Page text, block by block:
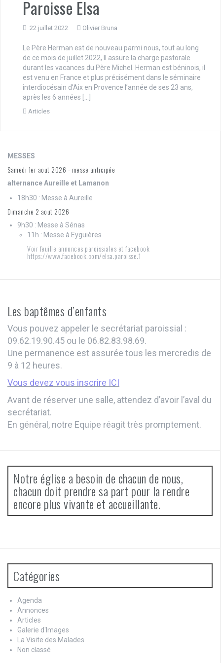
Paroisse Elsa
22 juillet 2022 Olivier Bruna
Le Père Herman est de nouveau parmi nous, tout au long
de ce mois de juillet 2022, Il assure la charge pastorale
durant les vacances du Père Michel. Herman est béninois, il
est venu en France et plus précisément dans le séminaire
interdiocésain d’Aix en Provence l’année de ses 23 ans,
après les 6 années […]
Articles
MESSES
Samedi 1er aout 2026 - messe anticipée
alternance Aureille et Lamanon
18h30 : Messe à Aureille
Dimanche 2 aout 2026
9h30 : Messe à Sénas
11h : Messe à Eyguières
Voir feuille annonces paroissiales et facebook
https://www.facebook.com/elsa.paroisse.1
Les baptêmes d’enfants
Vous pouvez appeler le secrétariat paroissial :
09.62.19.90.45 ou le 06.82.83.98.69.
Une permanence est assurée tous les mercredis de
9 à 12 heures.
Vous devez vous inscrire ICI
Avant de réserver une salle, attendez d’avoir l’aval du
secrétariat.
En général, notre Equipe réagit très promptement.
Notre église a besoin de chacun de nous,
chacun doit prendre sa part pour la rendre
encore plus vivante et accueillante.
Catégories
Agenda
Annonces
Articles
Galerie d'Images
La Visite des Malades
Non classé